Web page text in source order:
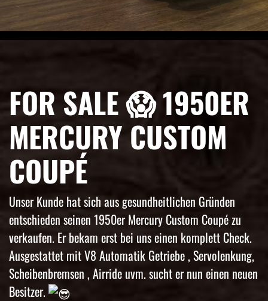
FOR SALE 😱 1950ER
MERCURY CUSTOM
COUPÉ
Unser Kunde hat sich aus gesundheitlichen Gründen
entschieden seinen 1950er Mercury Custom Coupé zu
verkaufen. Er bekam erst bei uns einen komplett Check.
Ausgestattet mit V8 Automatik Getriebe , Servolenkung,
Scheibenbremsen , Airride uvm. sucht er nun einen neuen
Besitzer.